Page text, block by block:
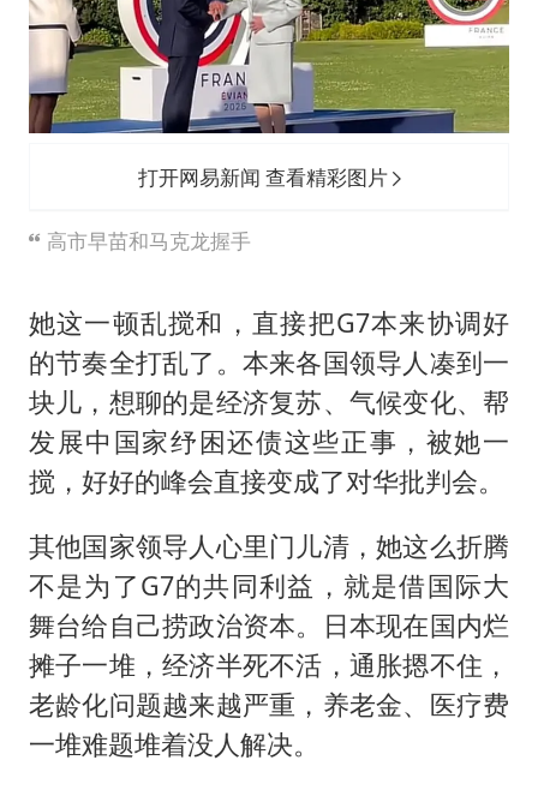
打开网易新闻 查看精彩图片
高市早苗和马克龙握手
她这一顿乱搅和，直接把G7本来协调好
的节奏全打乱了。本来各国领导人凑到一
块儿，想聊的是经济复苏、气候变化、帮
发展中国家纾困还债这些正事，被她一
搅，好好的峰会直接变成了对华批判会。
其他国家领导人心里门儿清，她这么折腾
不是为了G7的共同利益，就是借国际大
舞台给自己捞政治资本。日本现在国内烂
摊子一堆，经济半死不活，通胀摁不住，
老龄化问题越来越严重，养老金、医疗费
一堆难题堆着没人解决。